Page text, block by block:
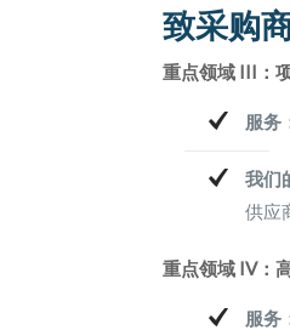
致采购
重点领域 III：
服务
我们
供应
重点领域 IV：
服务